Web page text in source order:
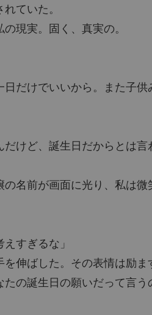
ていた。
現実。固く、真実の。
だけでいいから。また子
けど、誕生日だからとは
名前が画面に光り、私は
すぎるな」
伸ばした。その表情は励ま
の誕生日の願いだって言